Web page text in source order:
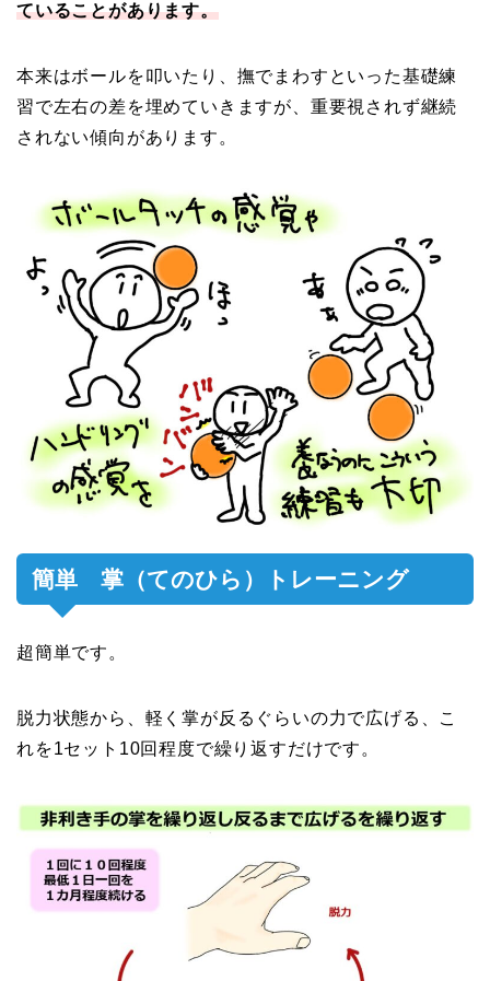
ていることがあります。
本来はボールを叩いたり、撫でまわすといった基礎練
習で左右の差を埋めていきますが、重要視されず継続
されない傾向があります。
簡単 掌（てのひら）トレーニング
超簡単です。
脱力状態から、軽く掌が反るぐらいの力で広げる、こ
れを1セット10回程度で繰り返すだけです。